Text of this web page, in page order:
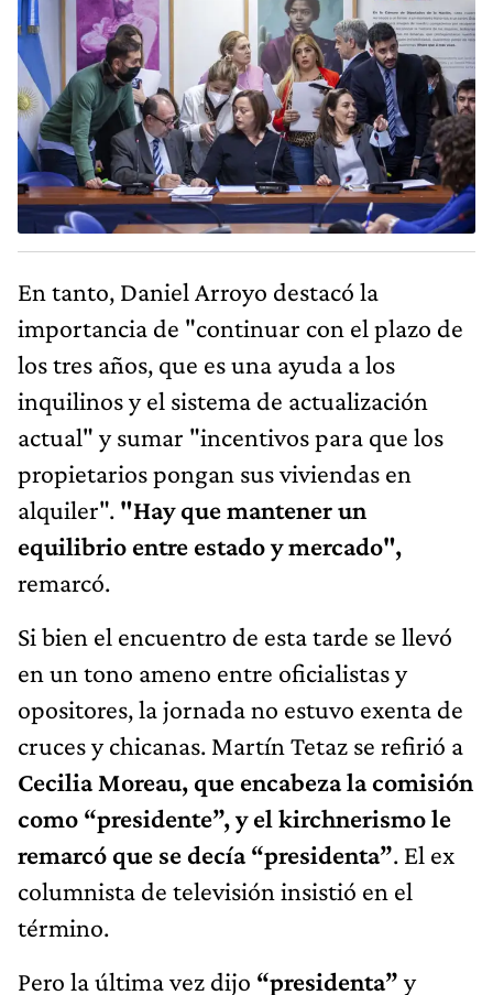
En tanto, Daniel Arroyo destacó la
importancia de "continuar con el plazo de
los tres años, que es una ayuda a los
inquilinos y el sistema de actualización
actual" y sumar "incentivos para que los
propietarios pongan sus viviendas en
alquiler". "Hay que mantener un
equilibrio entre estado y mercado",
remarcó.
Si bien el encuentro de esta tarde se llevó
en un tono ameno entre oficialistas y
opositores, la jornada no estuvo exenta de
cruces y chicanas. Martín Tetaz se refirió a
Cecilia Moreau, que encabeza la comisión
como “presidente”, y el kirchnerismo le
remarcó que se decía “presidenta”. El ex
columnista de televisión insistió en el
término.
Pero la última vez dijo “presidenta” y